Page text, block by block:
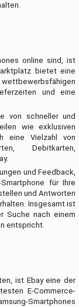
online sind, ist
bietet eine
und eine
von schneller und
wie exklusiven
eine Vielzahl von
Debitkarten,
und Feedback,
für Ihre
und Antworten
Insgesamt ist
Suche nach einem
entspricht.
ist Ebay eine der
E-Commerce-
Smartphones